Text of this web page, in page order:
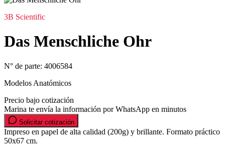
3B Scientific
Das Menschliche Ohr
N° de parte: 4006584
Modelos Anatómicos
Precio bajo cotización
Marina te envía la información por WhatsApp en minutos
Solicitar cotización
Impreso en papel de alta calidad (200g) y brillante. Formato práctico
50x67 cm.